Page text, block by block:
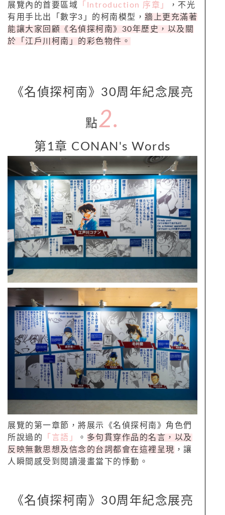
展覽內的首要區域 「Introduction 序章」
，不光
有用手比出「數字3」的柯南模型， 牆上更充滿著
能讓大家回顧《名偵探柯南》30年歷史，以及關
於「江戶川柯南」的彩色物件。
《名偵探柯南》30周年紀念展亮
點2.
第1章 CONAN's Words
展覽的第一章節，將展示《名偵探柯南》角色們
所說過的
「言語」 。 多句貫穿作品的名言，以及
反映無數思想及信念的台詞都會在這裡呈現 ，讓
人瞬間感受到閱讀漫畫當下的悸動。
《名偵探柯南》30周年紀念展亮